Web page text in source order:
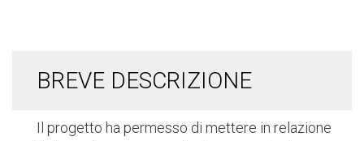
BREVE DESCRIZIONE
Il progetto ha permesso di mettere in relazione